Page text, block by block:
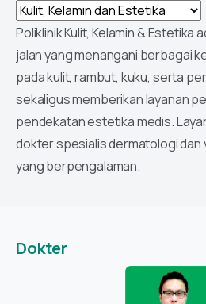
Poliklinik Kulit, Kelamin & Estetika
jalan yang menangani berbagai
pada kulit, rambut, kuku, serta
sekaligus memberikan layanan
pendekatan estetika medis.
dokter spesialis dermatologi dan
yang berpengalaman.
Dokter